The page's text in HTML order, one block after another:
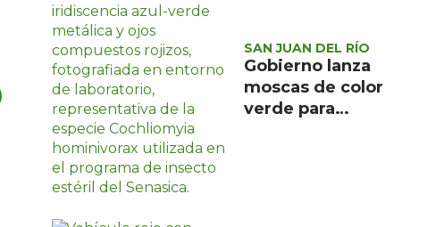
SAN JUAN DEL RÍO
Gobierno lanza
moscas de color
verde para